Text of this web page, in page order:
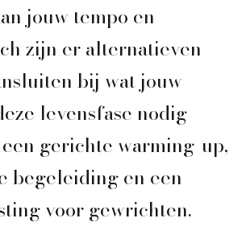
jouw tempo en
zijn er alternatieven
bij wat jouw
levensfase nodig
gerichte warming-up,
begeleiding en een
voor gewrichten.